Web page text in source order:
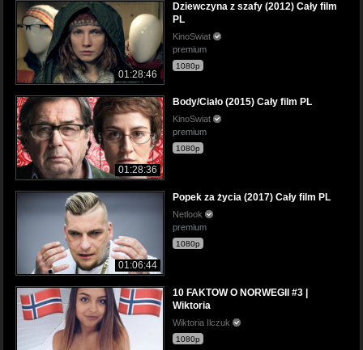
01:28:46
Dziewczyna z szafy (2012) Cały film
PL
KinoSwiat
premium
1080p
01:28:36
Body/Ciało (2015) Cały film PL
KinoSwiat
premium
1080p
01:06:44
Popek za życia (2017) Cały film PL
Netlook
premium
1080p
10 FAKTOW O NORWEGII #3 |
Wiktoria
Wiktoria Ilczuk
1080p